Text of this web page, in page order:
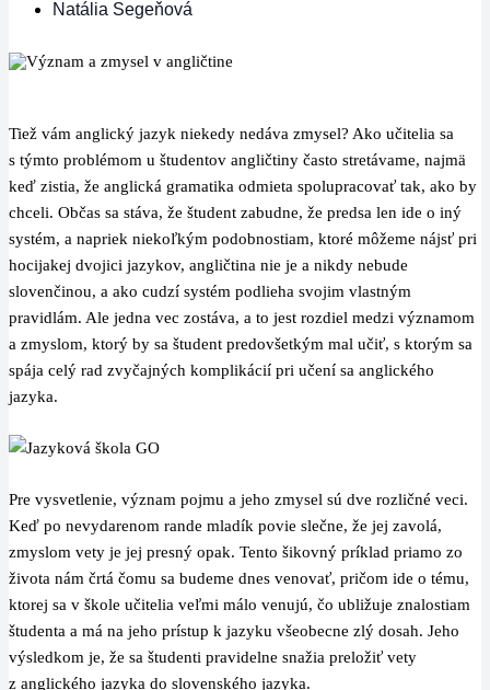
Natália Segeňová
Tiež vám anglický jazyk niekedy nedáva zmysel? Ako učitelia sa
s týmto problémom u študentov angličtiny často stretávame, najmä
keď zistia, že anglická gramatika odmieta spolupracovať tak, ako by
chceli. Občas sa stáva, že študent zabudne, že predsa len ide o iný
systém, a napriek niekoľkým podobnostiam, ktoré môžeme nájsť pri
hocijakej dvojici jazykov, angličtina nie je a nikdy nebude
slovenčinou, a ako cudzí systém podlieha svojim vlastným
pravidlám. Ale jedna vec zostáva, a to jest rozdiel medzi významom
a zmyslom, ktorý by sa študent predovšetkým mal učiť, s ktorým sa
spája celý rad zvyčajných komplikácií pri učení sa anglického
jazyka.
Pre vysvetlenie, význam pojmu a jeho zmysel sú dve rozličné veci.
Keď po nevydarenom rande mladík povie slečne, že jej zavolá,
zmyslom vety je jej presný opak. Tento šikovný príklad priamo zo
života nám črtá čomu sa budeme dnes venovať, pričom ide o tému,
ktorej sa v škole učitelia veľmi málo venujú, čo ubližuje znalostiam
študenta a má na jeho prístup k jazyku všeobecne zlý dosah. Jeho
výsledkom je, že sa študenti pravidelne snažia preložiť vety
z anglického jazyka do slovenského jazyka.